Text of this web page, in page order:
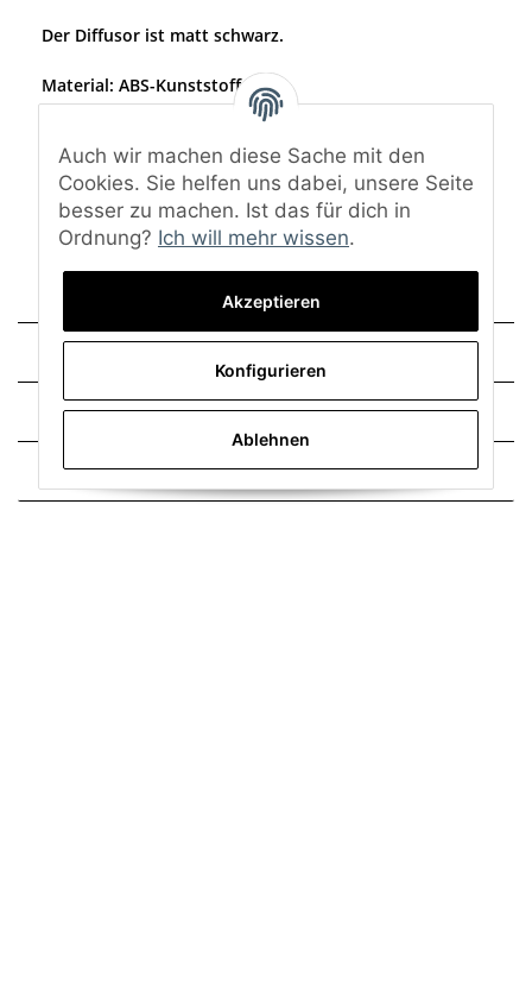
Der Diffusor ist matt schwarz.
Material: ABS-Kunststoff
Oberfläche: Matt schwarz
Lieferumfang: Heckdiffusor, Montagezubehör und
Gutachten
Technische Daten
Trusted Shops - Bewertungen
Frage zum Artikel
Auch wir machen diese Sache mit den
Cookies. Sie helfen uns dabei, unsere Seite
besser zu machen. Ist das für dich in
Ordnung? Ich will mehr wissen.
Akzeptieren
Konfigurieren
Ablehnen